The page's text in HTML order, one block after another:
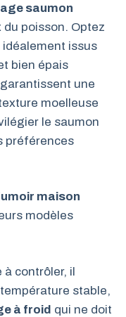
saumon
du poisson. Optez
issus
bien épais
une
moelleuse
le saumon
préférences
maison
modèles
à contrôler, il
stable,
à froid qui ne doit